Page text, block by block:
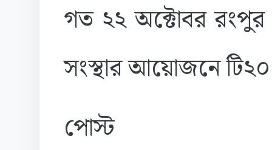
গত ২২ অক্টোবর রংপুর
সংস্থার আয়োজনে